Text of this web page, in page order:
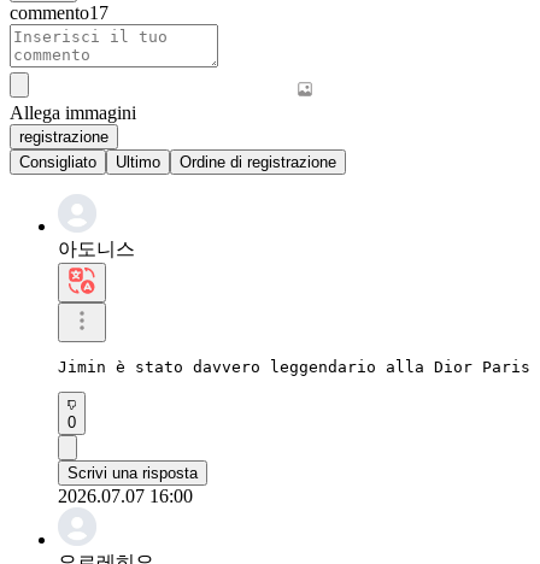
commento17
Allega immagini
registrazione
Consigliato
Ultimo Ordine di registrazione
아도니스
Jimin è stato davvero leggendario alla Dior
0
Scrivi una risposta
2026.07.07 16:00